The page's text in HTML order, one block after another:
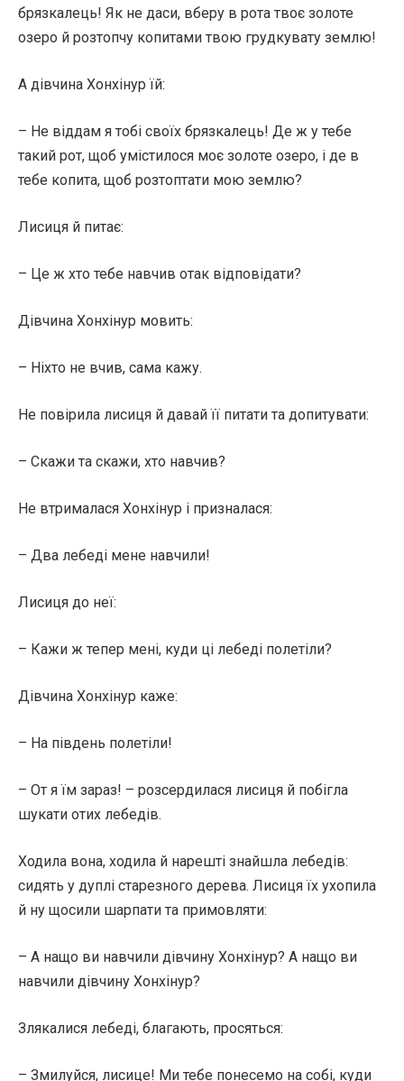
брязкалець! Як не даси, вберу в рота твоє золоте
озеро й розтопчу копитами твою грудкувату землю!
А дівчина Хонхінур їй:
– Не віддам я тобі своїх брязкалець! Де ж у тебе
такий рот, щоб умістилося моє золоте озеро, і де в
тебе копита, щоб розтоптати мою землю?
Лисиця й питає:
– Це ж хто тебе навчив отак відповідати?
Дівчина Хонхінур мовить:
– Ніхто не вчив, сама кажу.
Не повірила лисиця й давай її питати та допитувати:
– Скажи та скажи, хто навчив?
Не втрималася Хонхінур і призналася:
– Два лебеді мене навчили!
Лисиця до неї:
– Кажи ж тепер мені, куди ці лебеді полетіли?
Дівчина Хонхінур каже:
– На південь полетіли!
– От я їм зараз! – розсердилася лисиця й побігла
шукати отих лебедів.
Ходила вона, ходила й нарешті знайшла лебедів:
сидять у дуплі старезного дерева. Лисиця їх ухопила
й ну щосили шарпати та примовляти:
– А нащо ви навчили дівчину Хонхінур? А нащо ви
навчили дівчину Хонхінур?
Злякалися лебеді, благають, просяться:
– Змилуйся, лисице! Ми тебе понесемо на собі, куди